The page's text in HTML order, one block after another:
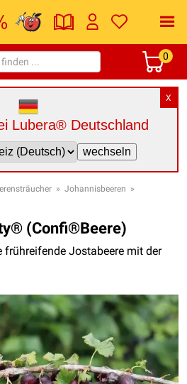
0
X
Lubera® Deutschland
» Johannisbeeren »
(Confi®Beere)
frühreifende Jostabeere mit der